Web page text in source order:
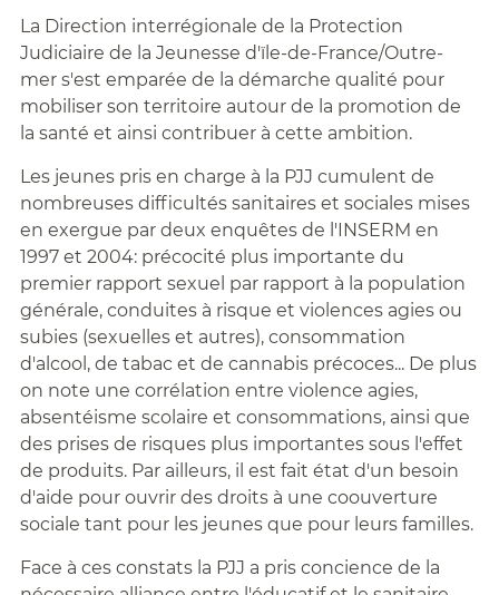
La Direction interrégionale de la Protection
Judiciaire de la Jeunesse d'ïle-de-France/Outre-
mer s'est emparée de la démarche qualité pour
mobiliser son territoire autour de la promotion de
la santé et ainsi contribuer à cette ambition.
Les jeunes pris en charge à la PJJ cumulent de
nombreuses difficultés sanitaires et sociales mises
en exergue par deux enquêtes de l'INSERM en
1997 et 2004: précocité plus importante du
premier rapport sexuel par rapport à la population
générale, conduites à risque et violences agies ou
subies (sexuelles et autres), consommation
d'alcool, de tabac et de cannabis précoces... De plus
on note une corrélation entre violence agies,
absentéisme scolaire et consommations, ainsi que
des prises de risques plus importantes sous l'effet
de produits. Par ailleurs, il est fait état d'un besoin
d'aide pour ouvrir des droits à une coouverture
sociale tant pour les jeunes que pour leurs familles.
Face à ces constats la PJJ a pris concience de la